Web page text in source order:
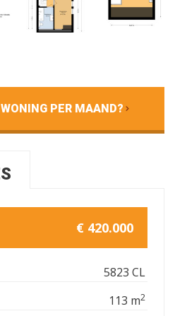
PER MAAND?
€ 420.000
5823 CL
113 m2